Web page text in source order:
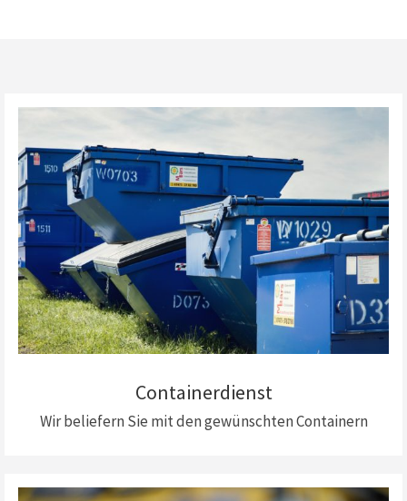
Containerdienst
Wir beliefern Sie mit den gewünschten Containern